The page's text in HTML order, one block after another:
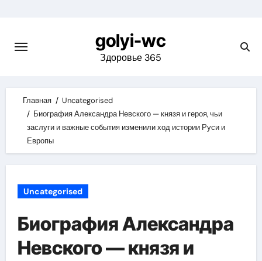
content
golyi-wc
Здоровье 365
Главная
Uncategorised
Биография Александра Невского — князя и героя, чьи
заслуги и важные события изменили ход истории Руси и
Европы
Uncategorised
Биография Александра
Невского — князя и